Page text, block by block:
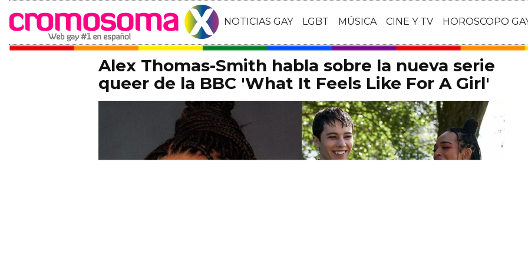
NOTICIAS GAY LGBT MÚSICA CINE Y TV HOROSCOPO
Alex Thomas-Smith habla sobre la nueva serie
queer de la BBC 'What It Feels Like For A Girl'